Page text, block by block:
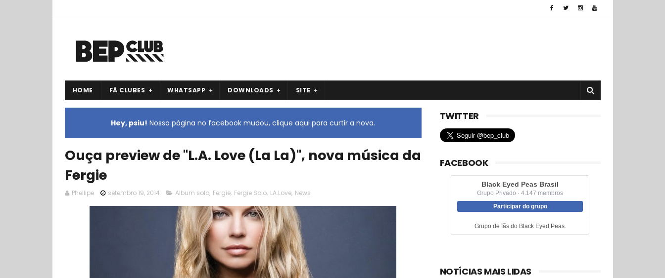
HOME FÃ CLUBES WHATSAPP DOWNLOADS SITE
Hey, psiu! Nossa página no facebook mudou, clique aqui para curtir a nova.
Ouça preview de "L.A. Love (La La)", nova música da
Fergie
Phellipe setembro 19, 2014 Album solo, Fergie, Fergie Solo, LA.Love, News
TWITTER
FACEBOOK
Black Eyed Peas Brasil
Grupo Privado · 4.147 membros
Participar do grupo
Grupo de fãs do Black Eyed Peas.
NOTÍCIAS MAIS LIDAS